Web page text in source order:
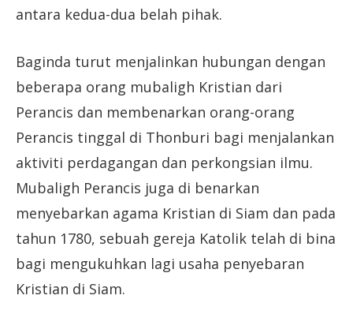
antara kedua-dua belah pihak.
Baginda turut menjalinkan hubungan dengan
beberapa orang mubaligh Kristian dari
Perancis dan membenarkan orang-orang
Perancis tinggal di Thonburi bagi menjalankan
aktiviti perdagangan dan perkongsian ilmu.
Mubaligh Perancis juga di benarkan
menyebarkan agama Kristian di Siam dan pada
tahun 1780, sebuah gereja Katolik telah di bina
bagi mengukuhkan lagi usaha penyebaran
Kristian di Siam.